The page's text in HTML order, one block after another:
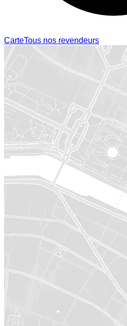
CarteTous nos revendeurs